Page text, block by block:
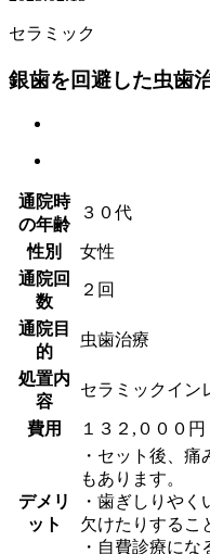
セラミック
銀歯を回避した虫歯
通院時
の年齢
３０代
性別
女性
通院回
数
２回
通院目
的
虫歯治療
処置内
容
セラミックイン
費用 １３２,０００円
デメリ
ット
・セット後、
もあります。
・歯ぎしりや
欠けたりするこ
・自費診療に